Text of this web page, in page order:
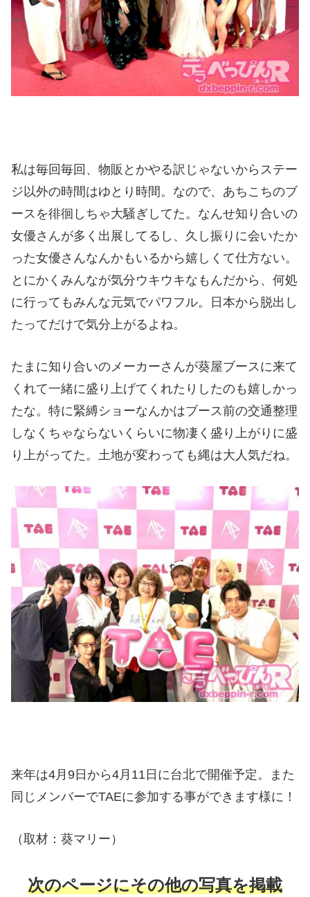
私は毎回毎回、物販とかやる訳じゃないからステー
ジ以外の時間はゆとり時間。なので、あちこちのブ
ースを徘徊しちゃ大騒ぎしてた。なんせ知り合いの
女優さんが多く出展してるし、久し振りに会いたか
った女優さんなんかもいるから嬉しくて仕方ない。
とにかくみんなが気分ウキウキなもんだから、何処
に行ってもみんな元気でパワフル。日本から脱出し
たってだけで気分上がるよね。
たまに知り合いのメーカーさんが葵屋ブースに来て
くれて一緒に盛り上げてくれたりしたのも嬉しかっ
たな。特に緊縛ショーなんかはブース前の交通整理
しなくちゃならないくらいに物凄く盛り上がりに盛
り上がってた。土地が変わっても縄は大人気だね。
来年は4月9日から4月11日に台北で開催予定。また
同じメンバーでTAEに参加する事ができます様に！
（取材：葵マリー）
次のページにその他の写真を掲載